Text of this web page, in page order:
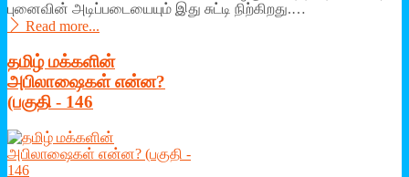
புனைவின் அடிப்படையையும் இது சுட்டி நிற்கிறது.…
Read more...
தமிழ் மக்களின்
அபிலாஷைகள் என்ன?
(பகுதி - 146